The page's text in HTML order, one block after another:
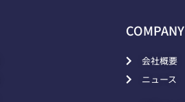
COMPANY
会社概要
ニュース